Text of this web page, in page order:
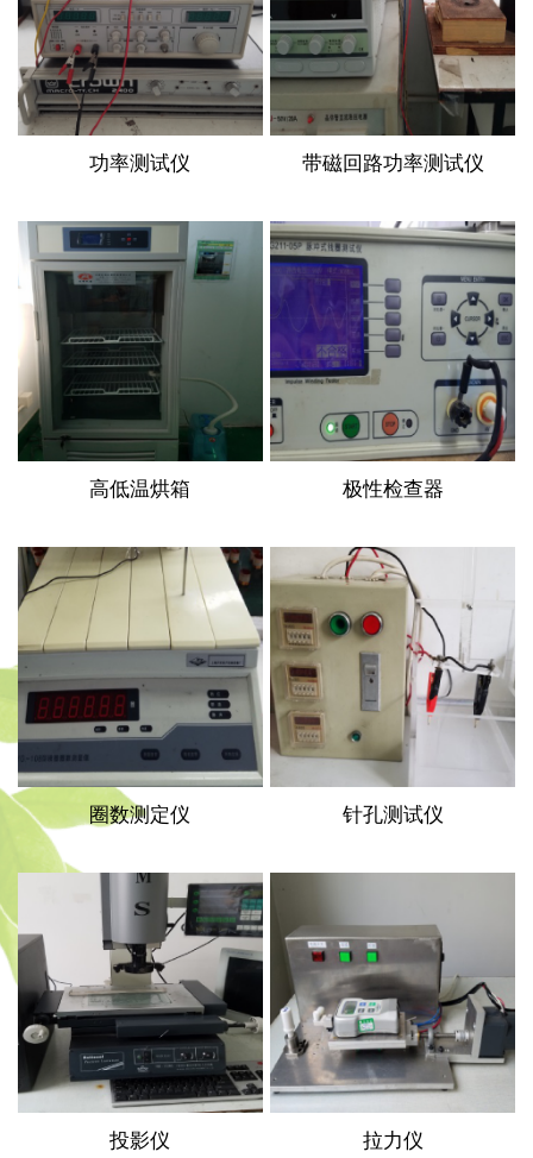
功率测试仪 带磁回路功率测试仪
高低温烘箱 极性检查器
圈数测定仪 针孔测试仪
投影仪 拉力仪